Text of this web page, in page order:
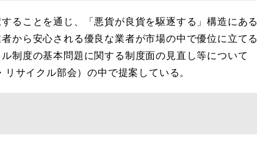
ることを通じ、「悪貨が良貨を駆逐する」構造にある
から安心される優良な業者が市場の中で優位に立てる
制度の基本問題に関する制度面の見直し等について
サイクル部会）の中で提案している。